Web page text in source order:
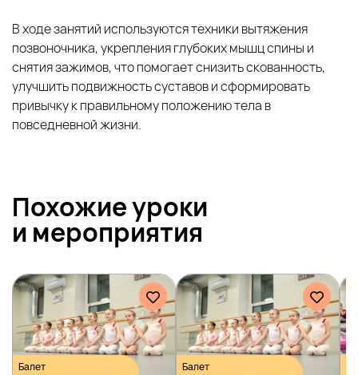
В ходе занятий используются техники вытяжения
позвоночника, укрепления глубоких мышц спины и
снятия зажимов, что помогает снизить скованность,
улучшить подвижность суставов и сформировать
привычку к правильному положению тела в
повседневной жизни.
Похожие уроки
и мероприятия
Балет
Балет